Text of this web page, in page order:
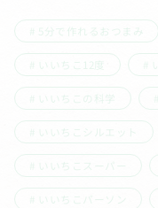
5分で作れるおつまみ
いいちこ12度
いいちこの科学
いいちこシルエット
いいちこスーパー
いいちこパーソン